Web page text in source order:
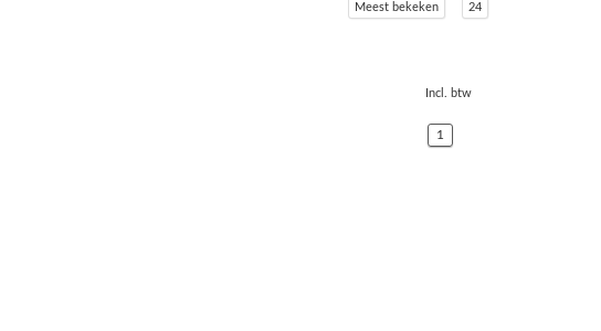
Meest bekeken 24
Incl. btw
1